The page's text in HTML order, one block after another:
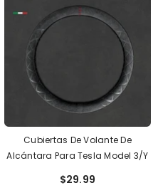
Cubiertas De Volante De
Alcántara Para Tesla Model 3/Y
$29.99